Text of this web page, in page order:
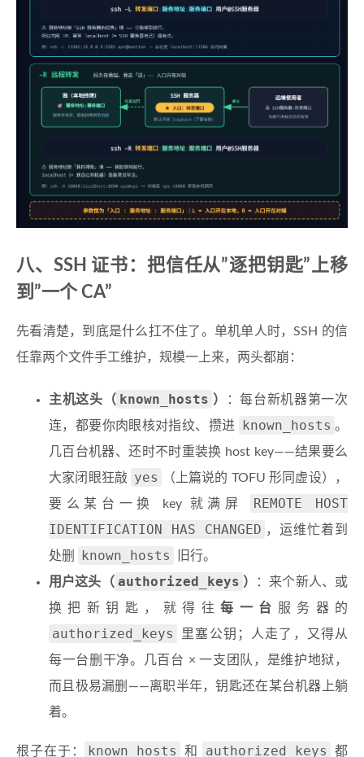
八、SSH 证书：把信任从”逐把钥匙”上移
到”一个 CA”
先看清楚，到底是什么扛不住了。单机单人时，SSH 的信
任靠两个文件手工维护，规模一上来，两头都崩：
主机这头（ known_hosts ）
：每台新机器第一次
连，都要你肉眼核对指纹、攒进
known_hosts 。
几百台机器、还时不时重装换 host key——结果要么
大家闭眼狂敲 yes
（上篇说的 TOFU 形同虚设），
要么某台一换 key 就满屏
REMOTE HOST
IDENTIFICATION HAS CHANGED ，运维忙着到
处删
known_hosts
旧行。
用户这头（ authorized_keys ）
：来个新人、或
换把新钥匙，就得往每一台 服务器的
authorized_keys
里塞公钥；人走了，又得从
每一台删干净。几百台 × 一支团队，是维护地狱，
而且极易漏删——离职半年，钥匙还在某台机器上躺
着。
根子在于： known_hosts 和 authorized_keys 都